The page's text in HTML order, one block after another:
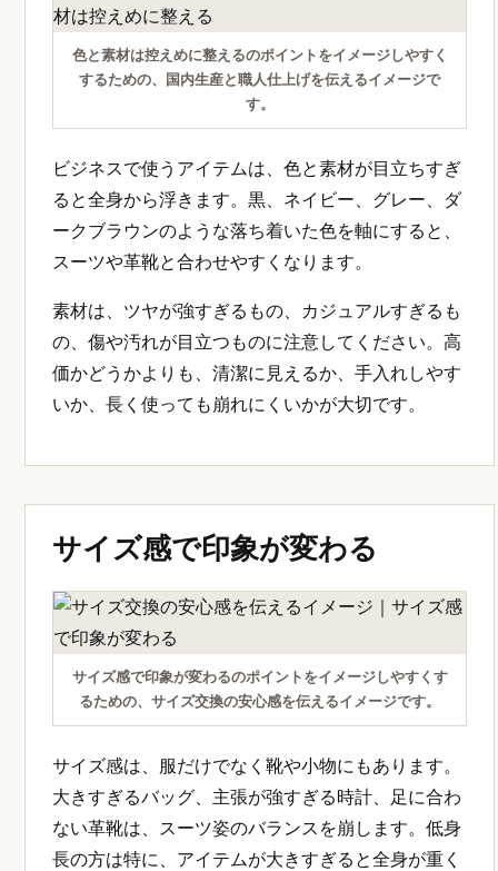
色と素材は控えめに整えるのポイントをイメージしやすく
するための、国内生産と職人仕上げを伝えるイメージで
す。
ビジネスで使うアイテムは、色と素材が目立ちすぎ
ると全身から浮きます。黒、ネイビー、グレー、ダ
ークブラウンのような落ち着いた色を軸にすると、
スーツや革靴と合わせやすくなります。
素材は、ツヤが強すぎるもの、カジュアルすぎるも
の、傷や汚れが目立つものに注意してください。高
価かどうかよりも、清潔に見えるか、手入れしやす
いか、長く使っても崩れにくいかが大切です。
サイズ感で印象が変わる
サイズ感で印象が変わるのポイントをイメージしやすくす
るための、サイズ交換の安心感を伝えるイメージです。
サイズ感は、服だけでなく靴や小物にもあります。
大きすぎるバッグ、主張が強すぎる時計、足に合わ
ない革靴は、スーツ姿のバランスを崩します。低身
長の方は特に、アイテムが大きすぎると全身が重く